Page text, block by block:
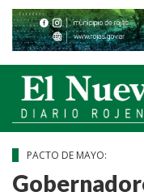
PACTO DE MAYO: